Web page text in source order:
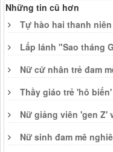
Những tin cũ hơn
Tự hào hai thanh
Lấp lánh "Sao tháng
Nữ cử nhân trẻ đam
Thầy giáo trẻ 'hô
Nữ giảng viên 'gen Z'
Nữ sinh đam mê